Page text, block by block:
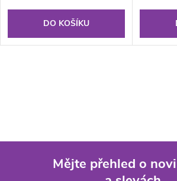
DO KOŠÍKU
Mějte přehled o